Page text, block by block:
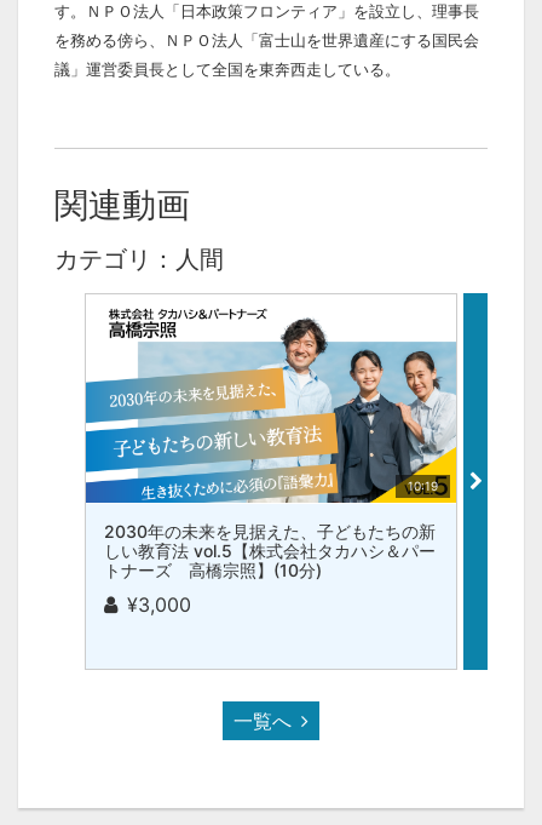
す。ＮＰＯ法人「日本政策フロンティア」を設立し、理事長
を務める傍ら、ＮＰＯ法人「富士山を世界遺産にする国民会
議」運営委員長として全国を東奔西走している。
関連動画
カテゴリ：人間
10:19
2030年の未来を見据えた、子どもたちの新
しい教育法 vol.5【株式会社タカハシ＆パー
トナーズ 高橋宗照】(10分)
¥3,000
一覧へ